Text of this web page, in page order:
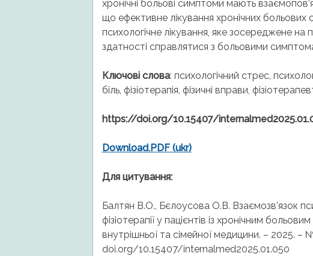
хронічні больові симптоми мають
що ефективне лікування хронічних больових
психологічне лікування, яке зосереджене на
здатності справлятися з больовими
Ключові слова: психологічний стрес,
біль, фізіотерапія, фізичні вправи,
https://doi.org/10.15407/
Download.PDF (ukr)
Для цитування:
Балтян В.О., Бєлоусова О.В. Взаємозв’язок
фізіотерапії у пацієнтів із хронічним
внутрішньої та сімейної медицини. – 2025. –
doi.org/10.15407/internalmed2025.01.050